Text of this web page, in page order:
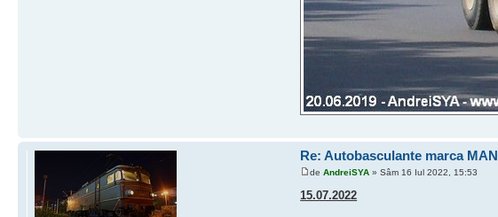
Re: Autobasculante marca MAN
deAndreiSYA » Sâm 16 Iul 2022, 15:53
15.07.2022